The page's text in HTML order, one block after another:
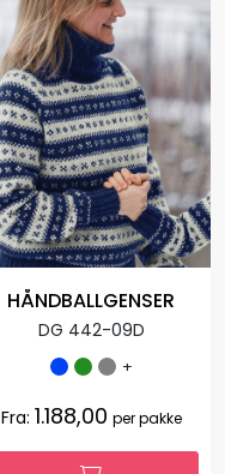
HÅNDBALLGENSER
DG 442-09D
+
Fra: 1.188,00 per pakke